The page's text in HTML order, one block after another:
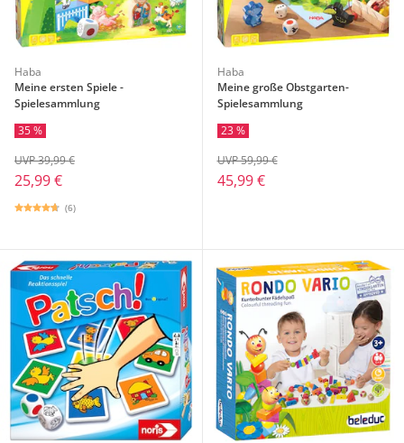
Haba
Meine ersten Spiele -
Spielesammlung
35 %
25,99 €
UVP 39,99 €
(6)
Haba
Meine große Obstgarten-
Spielesammlung
23 %
45,99 €
UVP 59,99 €